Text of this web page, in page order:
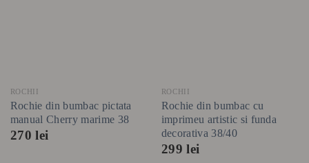
ROCHII
Rochie din bumbac pictata
manual Cherry marime 38
270lei
ROCHII
Rochie din bumbac cu
imprimeu artistic si funda
decorativa 38/40
299lei